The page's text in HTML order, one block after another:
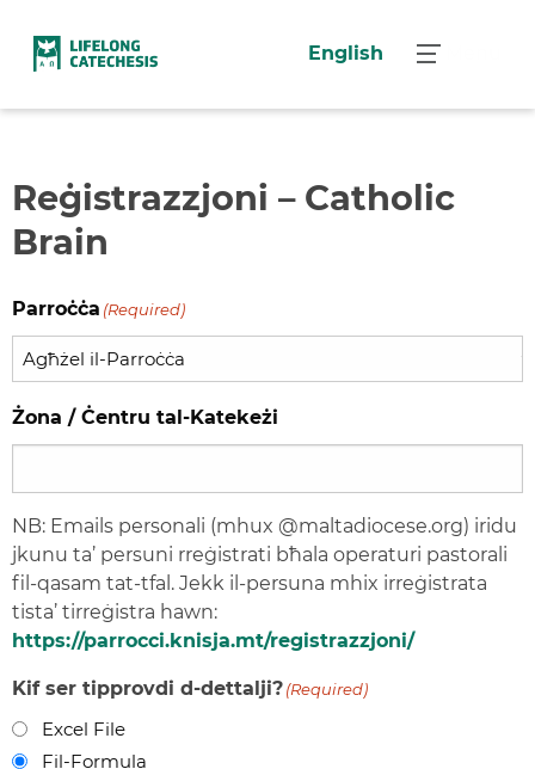
content
English
Reġistrazzjoni – Catholic
Brain
Parroċċa (Required)
Żona / Ċentru tal-Katekeżi
NB: Emails personali (mhux @maltadiocese.org) iridu
jkunu ta’ persuni rreġistrati bħala operaturi pastorali
fil-qasam tat-tfal. Jekk il-persuna mhix irreġistrata
tista’ tirreġistra hawn:
https://parrocci.knisja.mt/registrazzjoni/
Kif ser tipprovdi d-dettalji?(Required)
Excel File
Fil-Formula